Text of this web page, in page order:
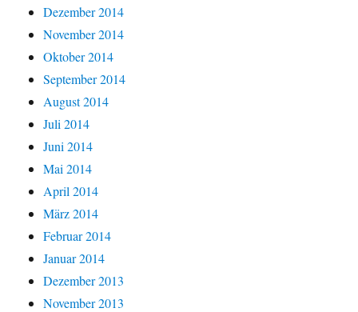
Dezember 2014
November 2014
Oktober 2014
September 2014
August 2014
Juli 2014
Juni 2014
Mai 2014
April 2014
März 2014
Februar 2014
Januar 2014
Dezember 2013
November 2013